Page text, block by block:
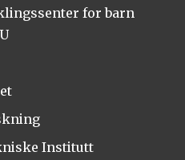
for barn
Institutt